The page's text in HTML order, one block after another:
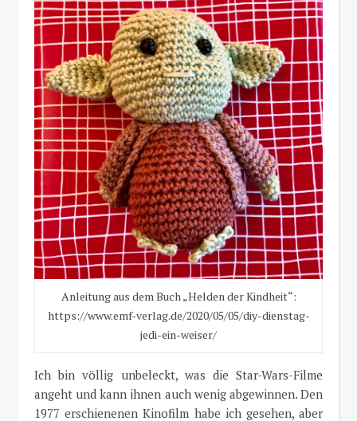
Anleitung aus dem Buch „Helden der Kindheit“:
https://www.emf-verlag.de/2020/05/05/diy-dienstag-
jedi-ein-weiser/
Ich bin völlig unbeleckt, was die Star-Wars-Filme
angeht und kann ihnen auch wenig abgewinnen. Den
1977 erschienenen Kinofilm habe ich gesehen, aber